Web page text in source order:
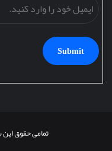
خود
وارد
کنید.
تمامی حقوق